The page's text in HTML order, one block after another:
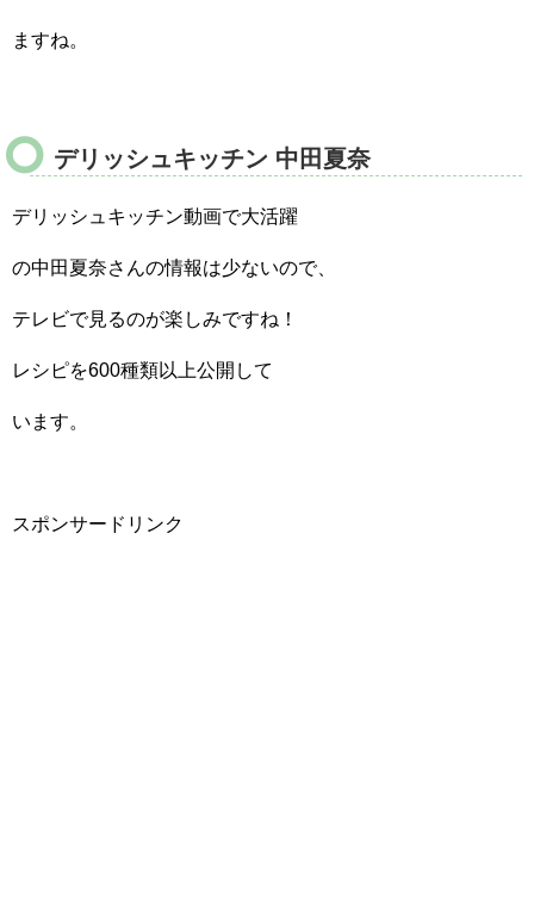
ますね。
デリッシュキッチン 中田夏奈
デリッシュキッチン動画で大活躍
の中田夏奈さんの情報は少ないので、
テレビで見るのが楽しみですね！
レシピを600種類以上公開して
います。
スポンサードリンク